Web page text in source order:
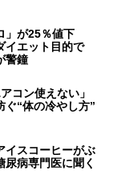
」が25％値下
エット目的で
警鐘
コン使えない」
“体の冷やし方”
スコーヒーがぶ
病専門医に聞く